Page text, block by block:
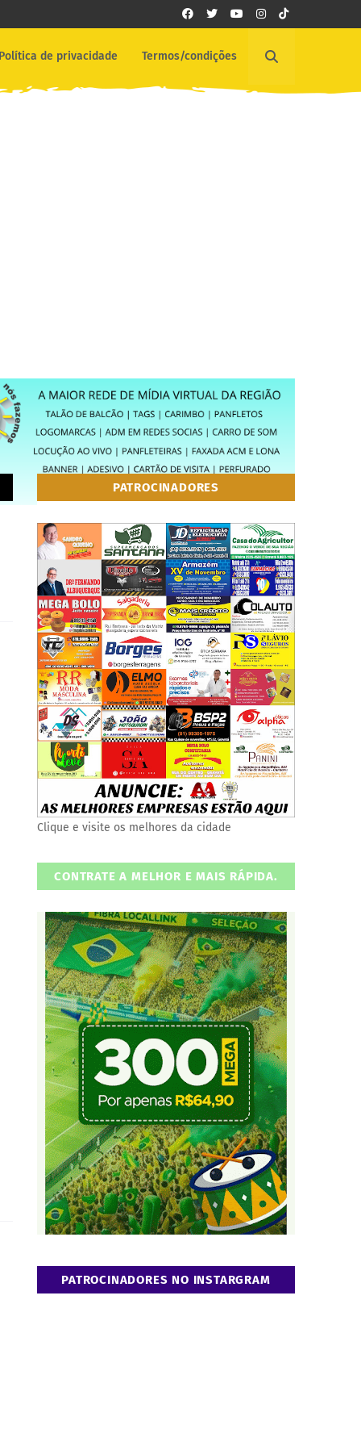
Política de privacidade Termos/condições
PATROCINADORES
Clique e visite os melhores da cidade
CONTRATE A MELHOR E MAIS RÁPIDA.
PATROCINADORES NO INSTARGRAM